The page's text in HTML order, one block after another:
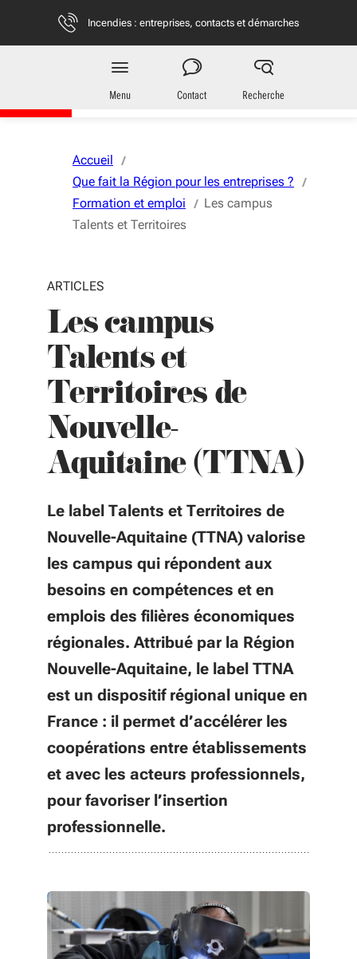
Vous naviguez en mode anonymisé,
Incendies : entreprises, contacts et démarches
Entreprises
en Nouvelle-Aquitaine
Menu Contact Recherche
Accueil
Que fait la Région pour les entreprises ?
Formation et emploi
Les campus
Talents et Territoires
ARTICLES
Les campus
Talents et
Territoires de
Nouvelle-
Aquitaine (TTNA)
Le label Talents et Territoires de
Nouvelle-Aquitaine (TTNA) valorise
les campus qui répondent aux
besoins en compétences et en
emplois des filières économiques
régionales. Attribué par la Région
Nouvelle-Aquitaine, le label TTNA
est un dispositif régional unique en
France : il permet d’accélérer les
coopérations entre établissements
et avec les acteurs professionnels,
pour favoriser l’insertion
professionnelle.